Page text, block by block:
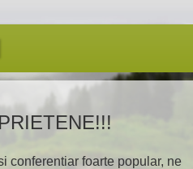
conferentiar foarte popular, ne